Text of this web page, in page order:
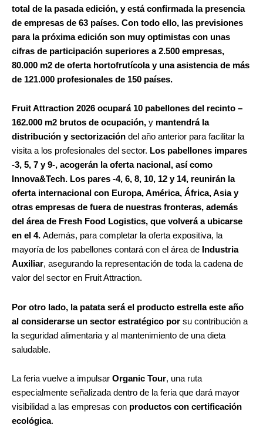
total de la pasada edición, y está confirmada la presencia
de empresas de 63 países. Con todo ello, las previsiones
para la próxima edición son muy optimistas con unas
cifras de participación superiores a 2.500 empresas,
80.000 m2 de oferta hortofrutícola y una asistencia de más
de 121.000 profesionales de 150 países.
Fruit Attraction 2026 ocupará 10 pabellones del recinto –
162.000 m2 brutos de ocupación, y mantendrá la
distribución y sectorización del año anterior para facilitar la
visita a los profesionales del sector. Los pabellones impares
-3, 5, 7 y 9-, acogerán la oferta nacional, así como
Innova&Tech. Los pares -4, 6, 8, 10, 12 y 14, reunirán la
oferta internacional con Europa, América, África, Asia y
otras empresas de fuera de nuestras fronteras, además
del área de Fresh Food Logistics, que volverá a ubicarse
en el 4. Además, para completar la oferta expositiva, la
mayoría de los pabellones contará con el área de Industria
Auxiliar, asegurando la representación de toda la cadena de
valor del sector en Fruit Attraction.
Por otro lado, la patata será el producto estrella este año
al considerarse un sector estratégico por su contribución a
la seguridad alimentaria y al mantenimiento de una dieta
saludable.
La feria vuelve a impulsar Organic Tour, una ruta
especialmente señalizada dentro de la feria que dará mayor
visibilidad a las empresas con productos con certificación
ecológica.